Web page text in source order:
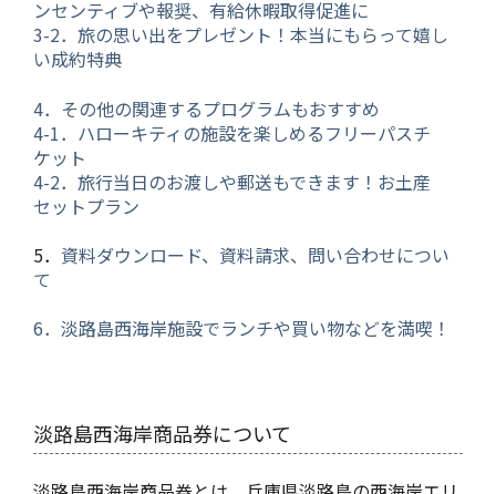
ンセンティブや報奨、有給休暇取得促進に
3-2．旅の思い出をプレゼント！本当にもらって嬉し
い成約特典
4．その他の関連するプログラムもおすすめ
4-1．ハローキティの施設を楽しめるフリーパスチ
ケット
4-2．旅行当日のお渡しや郵送もできます！お土産
セットプラン
5． 資料ダウンロード、資料請求、問い合わせについ
て
6． 淡路島西海岸施設でランチや買い物などを満喫！
淡路島西海岸商品券について